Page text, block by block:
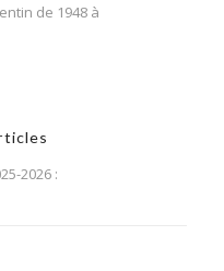
de 1948 à
2026 :